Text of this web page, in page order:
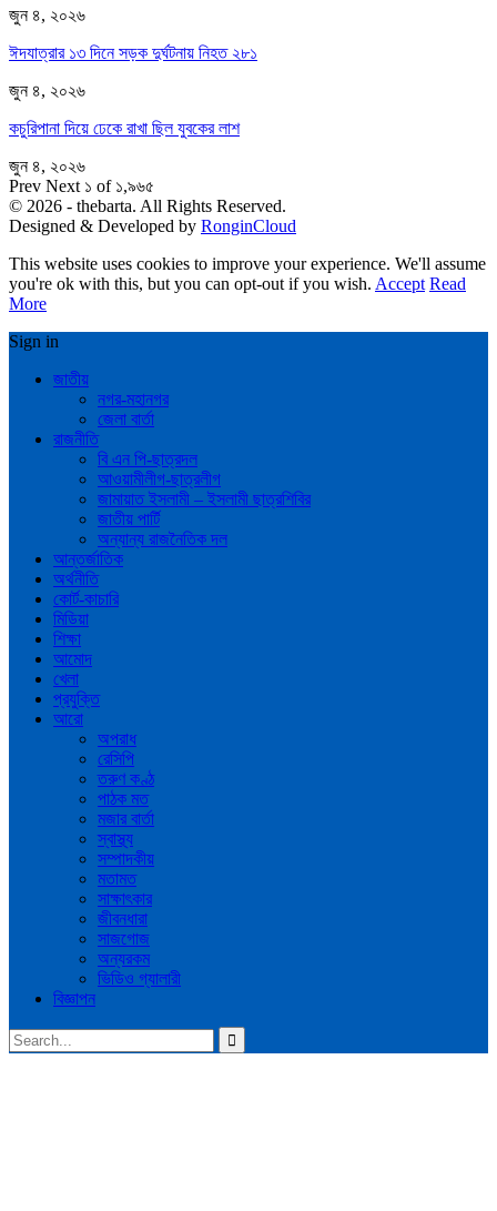
জুন ৪, ২০২৬
ঈদযাত্রার ১৩ দিনে সড়ক দুর্ঘটনায় নিহত ২৮১
জুন ৪, ২০২৬
কচুরিপানা দিয়ে ঢেকে রাখা ছিল যুবকের লাশ
জুন ৪, ২০২৬
Prev Next ১ of ১,৯৬৫
© 2026 - thebarta. All Rights Reserved.
Designed & Developed by RonginCloud
This website uses cookies to improve your experience. We'll assume
you're ok with this, but you can opt-out if you wish. Accept Read
More
Sign in
জাতীয়
নগর-মহানগর
জেলা বার্তা
রাজনীতি
বি এন পি-ছাত্রদল
আওয়ামীলীগ-ছাত্রলীগ
জামায়াত ইসলামী – ইসলামী ছাত্রশিবির
জাতীয় পার্টি
অন্যান্য রাজনৈতিক দল
আন্তর্জাতিক
অর্থনীতি
কোর্ট-কাচারি
মিডিয়া
শিক্ষা
আমোদ
খেলা
প্রযুক্তি
আরো
অপরাধ
রেসিপি
তরুণ কণ্ঠ
পাঠক মত
মজার বার্তা
স্বাস্থ্য
সম্পাদকীয়
মতামত
সাক্ষাৎকার
জীবনধারা
সাজগোজ
অন্যরকম
ভিডিও গ্যালারী
বিজ্ঞাপন